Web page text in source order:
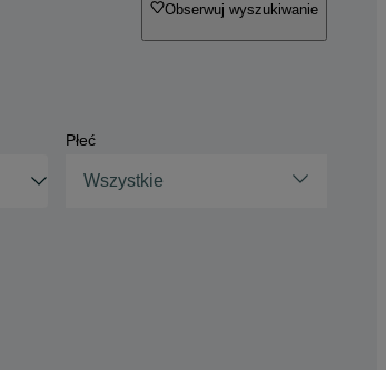
Obserwuj wyszukiwanie
Płeć
Wszystkie